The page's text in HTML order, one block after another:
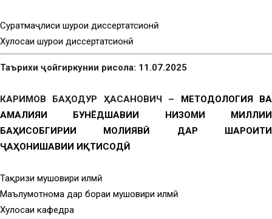
Суратмаҷлиси шурои диссертатсионӣ
Хулосаи шурои диссертатсионӣ
Таърихи ҷойгиркунии рисола: 11.07.2025
КАРИМОВ БАҲОДУР ҲАСАНОВИЧ – МЕТОДОЛОГИЯ ВА
АМАЛИЯИ БУНЁДШАВИИ НИЗОМИ МИЛЛИИ
БАҲИСОБГИРИИ МОЛИЯВӢ ДАР ШАРОИТИ
ҶАҲОНИШАВИИ ИҚТИСОДӢ
Тақризи мушовири илмӣ
Маълумотнома дар бораи мушовири илмӣ
Хулосаи кафедра